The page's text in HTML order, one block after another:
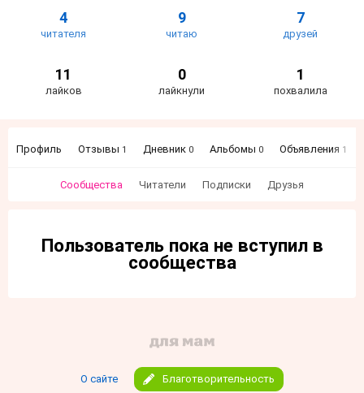
4
читателя
9
читаю
7
друзей
11
лайков
0
лайкнули
1
похвалила
Профиль Отзывы 1 Дневник 0 Альбомы 0 Объявления 1
Сообщества Читатели Подписки Друзья
Пользователь пока не вступил в
сообщества
О сайте Благотворительность